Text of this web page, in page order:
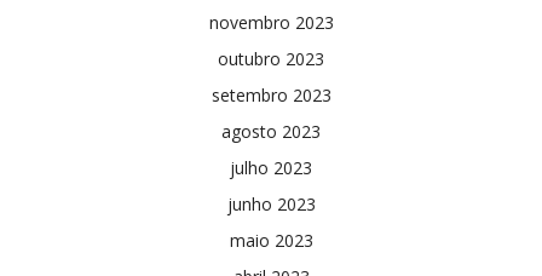
novembro 2023
outubro 2023
setembro 2023
agosto 2023
julho 2023
junho 2023
maio 2023